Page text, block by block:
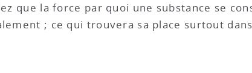
que la force par quoi une substance se
; ce qui trouvera sa place surtout